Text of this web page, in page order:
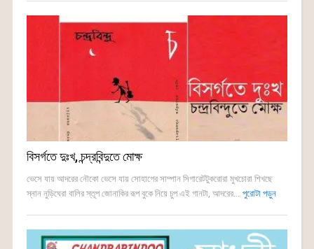
বিসর্গতে দুঃখ, চন্দ্রবিন্দুতে মোক্ষ
ভেসে যায় আদরের নৌকো ভেসে যায় সোহাগের সাম্পান সিগারেটটুকরোরা মুখচোরা শিখছে
স্নান নুড়িঘেরা বালির স্তূপ জোনাকির রূপ বুকে নিয়ে চুপ এই গানটা, আদরের... পুরোটা পড়ুন